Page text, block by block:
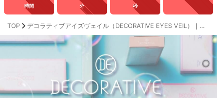
時間 分 秒
TOP デコラティブアイズヴェイル（DECORATIVE EYES VEIL）｜度あり・度なしカラコン ワンデー｜14.1mm